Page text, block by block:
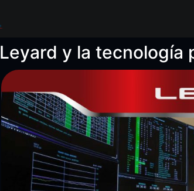
Leyard y la tecnología